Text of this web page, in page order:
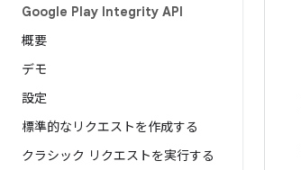
Google Play Integrity API
概要
デモ
設定
標準的なリクエストを作成する
クラシック リクエストを実行する